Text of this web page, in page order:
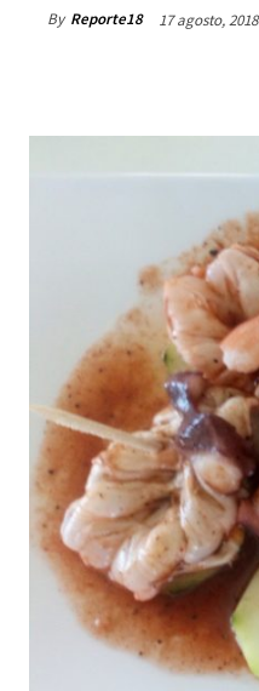
By Reporte18 17 agosto, 2018